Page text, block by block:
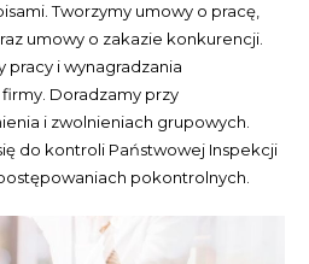
Tworzymy umowy o pracę,
umowy o zakazie konkurencji.
i wynagradzania
Doradzamy przy
i zwolnieniach grupowych.
do kontroli Państwowej Inspekcji
pokontrolnych.